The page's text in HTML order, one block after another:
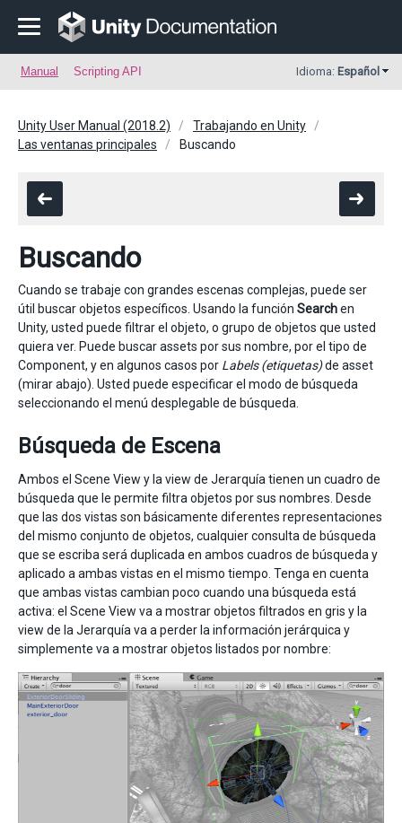
Manual Scripting API Idioma: Español
Unity User Manual (2018.2)
Trabajando en Unity
Las ventanas principales
Buscando
Buscando
Cuando se trabaje con grandes escenas complejas, puede ser
útil buscar objetos específicos. Usando la función Searchen
Unity, usted puede filtrar el objeto, o grupo de objetos que usted
quiera ver. Puede buscar assets por sus nombre, por el tipo de
Component, y en algunos casos por Labels (etiquetas)de asset
(mirar abajo). Usted puede especificar el modo de búsqueda
seleccionando el menú desplegable de búsqueda.
Búsqueda de Escena
Ambos el Scene View y la view de Jerarquía tienen un cuadro de
búsqueda que le permite filtra objetos por sus nombres. Desde
que las dos vistas son básicamente diferentes representaciones
del mismo conjunto de objetos, cualquier consulta de búsqueda
que se escriba será duplicada en ambos cuadros de búsqueda y
aplicado a ambas vistas en el mismo tiempo. Tenga en cuenta
que ambas vistas cambian poco cuando una búsqueda está
activa: el Scene View va a mostrar objetos filtrados en gris y la
view de la Jerarquía va a perder la información jerárquica y
simplemente va a mostrar objetos listados por nombre: